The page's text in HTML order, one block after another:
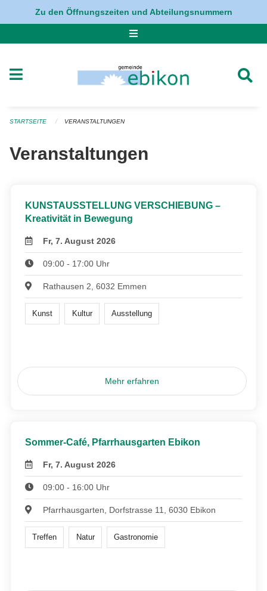
Navigation überspringen
Zu den Öffnungszeiten und Abteilungsnummern
STARTSEITE VERANSTALTUNGEN
Veranstaltungen
KUNSTAUSSTELLUNG VERSCHIEBUNG –
Kreativität in Bewegung
Fr, 7. August 2026
09:00 - 17:00 Uhr
Rathausen 2, 6032 Emmen
Kunst Kultur Ausstellung
Mehr erfahren
Sommer-Café, Pfarrhausgarten Ebikon
Fr, 7. August 2026
09:00 - 16:00 Uhr
Pfarrhausgarten, Dorfstrasse 11, 6030 Ebikon
Treffen Natur Gastronomie